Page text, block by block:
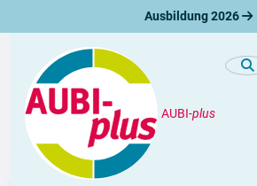
Ausbildung 2026
AUBI-plus
Unternehmen